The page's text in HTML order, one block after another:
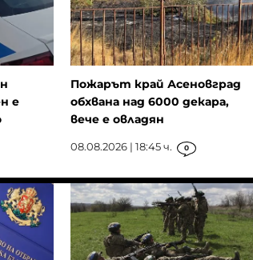
е
Пожарът край Асеновград
обхвана над 6000 декара,
вече е овладян
08.08.2026 | 18:45 ч. 0